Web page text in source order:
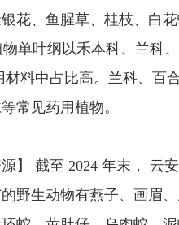
花、鱼腥草、桂枝、白
单叶纲以禾本科、兰科
材料中占比高。兰科、百
常见药用植物。
源】 截至 2024 年末， 云
野生动物有燕子、画眉